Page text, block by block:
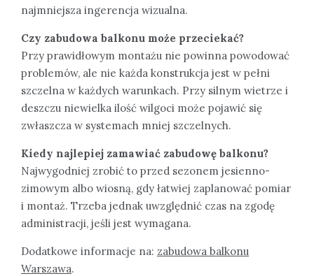
najmniejsza ingerencja wizualna.
Czy zabudowa balkonu może przeciekać?
Przy prawidłowym montażu nie powinna powodować
problemów, ale nie każda konstrukcja jest w pełni
szczelna w każdych warunkach. Przy silnym wietrze i
deszczu niewielka ilość wilgoci może pojawić się
zwłaszcza w systemach mniej szczelnych.
Kiedy najlepiej zamawiać zabudowę balkonu?
Najwygodniej zrobić to przed sezonem jesienno-
zimowym albo wiosną, gdy łatwiej zaplanować pomiar
i montaż. Trzeba jednak uwzględnić czas na zgodę
administracji, jeśli jest wymagana.
Dodatkowe informacje na: zabudowa balkonu
Warszawa.